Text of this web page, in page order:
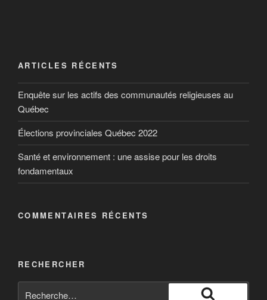
ARTICLES RÉCENTS
Enquête sur les actifs des communautés religieuses au
Québec
Élections provinciales Québec 2022
Santé et environnement : une assise pour les droits
fondamentaux
COMMENTAIRES RÉCENTS
RECHERCHER